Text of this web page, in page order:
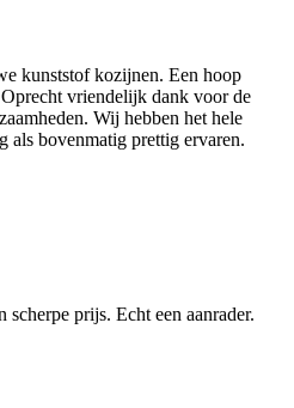
kunststof kozijnen. Een hoop
vriendelijk dank voor de
Wij hebben het hele
als bovenmatig prettig ervaren.
prijs. Echt een aanrader.